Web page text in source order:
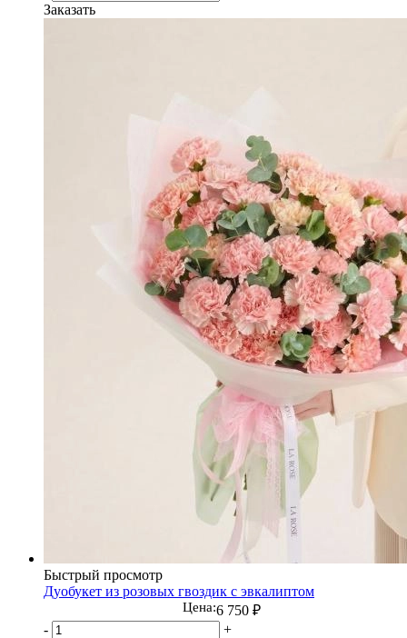
Заказать
Быстрый просмотр
Дуобукет из розовых гвоздик с эвкалиптом
Цена:6 750 ₽
-
+